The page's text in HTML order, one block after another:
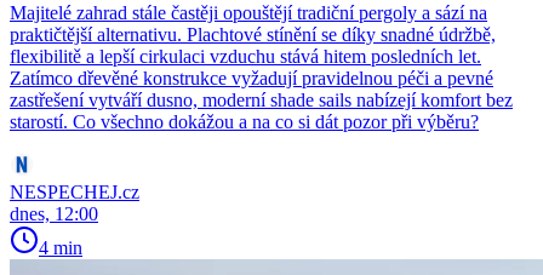
Majitelé zahrad stále častěji opouštějí tradiční pergoly a sází na
praktičtější alternativu. Plachtové stínění se díky snadné údržbě,
flexibilitě a lepší cirkulaci vzduchu stává hitem posledních let.
Zatímco dřevěné konstrukce vyžadují pravidelnou péči a pevné
zastřešení vytváří dusno, moderní shade sails nabízejí komfort bez
starostí. Co všechno dokážou a na co si dát pozor při výběru?
NESPECHEJ.cz
dnes, 12:00
4 min